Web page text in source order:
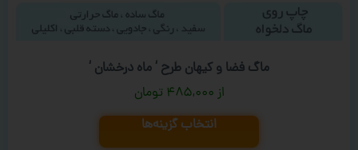
ماگ فضا و کیهان طرح ‘ ماه درخشان ‘
۴۸۵,۰۰۰ تومان
انتخاب گزینه‌ها